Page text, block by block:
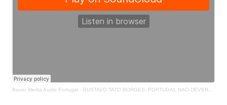
Bauer Media Audio Portugal · GUSTAVO TATO BORGES- PORTUGAL NAO DEVERA TER AUMENTO DE CASOS